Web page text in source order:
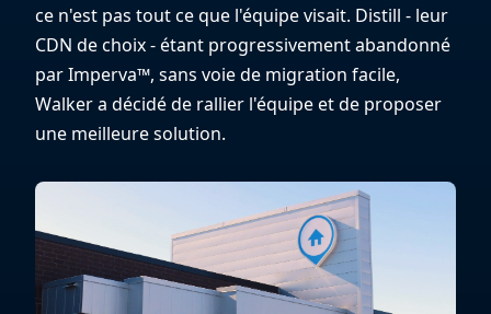
ce n'est pas tout ce que l'équipe visait. Distill - leur
CDN de choix - étant progressivement abandonné
par Imperva™, sans voie de migration facile,
Walker a décidé de rallier l'équipe et de proposer
une meilleure solution.